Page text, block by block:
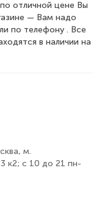
по отличной цене Вы
— Вам надо
по телефону . Все
в наличии на
м.
к2; с 10 до 21 пн-